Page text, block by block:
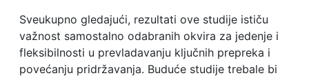
Sveukupno gledajući, rezultati ove studije ističu
važnost samostalno odabranih okvira za jedenje i
fleksibilnosti u prevladavanju ključnih prepreka i
povećanju pridržavanja. Buduće studije trebale bi